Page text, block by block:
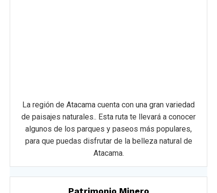
La región de Atacama cuenta con una gran variedad
de paisajes naturales.. Esta ruta te llevará a conocer
algunos de los parques y paseos más populares,
para que puedas disfrutar de la belleza natural de
Atacama.
Patrimonio Minero